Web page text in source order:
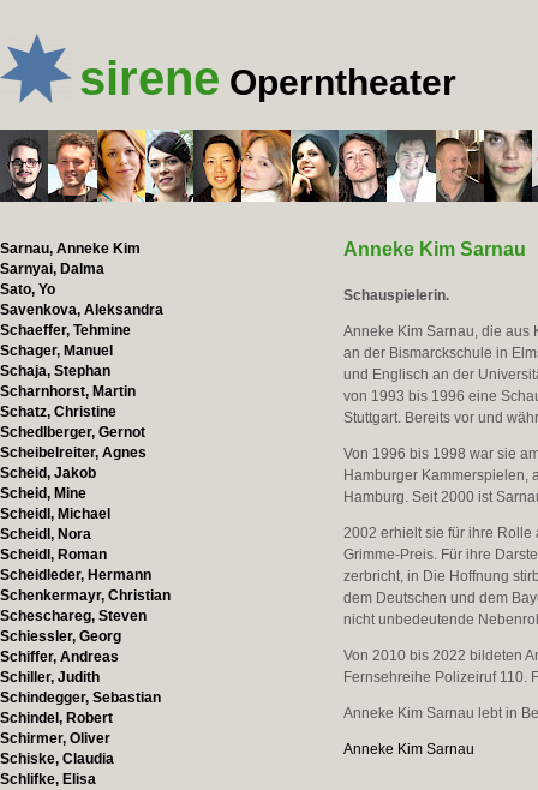
sirene Operntheater
Sarnau, Anneke Kim
Sarnyai, Dalma
Sato, Yo
Savenkova, Aleksandra
Schaeffer, Tehmine
Schager, Manuel
Schaja, Stephan
Scharnhorst, Martin
Schatz, Christine
Schedlberger, Gernot
Scheibelreiter, Agnes
Scheid, Jakob
Scheid, Mine
Scheidl, Michael
Scheidl, Nora
Scheidl, Roman
Scheidleder, Hermann
Schenkermayr, Christian
Scheschareg, Steven
Schiessler, Georg
Schiffer, Andreas
Schiller, Judith
Schindegger, Sebastian
Schindel, Robert
Schirmer, Oliver
Schiske, Claudia
Schlifke, Elisa
Anneke Kim Sarnau
Schauspielerin.
Anneke Kim Sarnau, die aus
an der Bismarckschule in
und Englisch an der
von 1993 bis 1996 eine
Stuttgart. Bereits vor und
Von 1996 bis 1998 war sie
Hamburger Kammerspielen,
Hamburg. Seit 2000 ist
2002 erhielt sie für ihre Rolle
Grimme-Preis. Für ihre
zerbricht, in Die Hoffnung
dem Deutschen und dem
nicht unbedeutende
Von 2010 bis 2022 bildeten
Fernsehreihe Polizeiruf 110.
Anneke Kim Sarnau lebt in
Anneke Kim Sarnau